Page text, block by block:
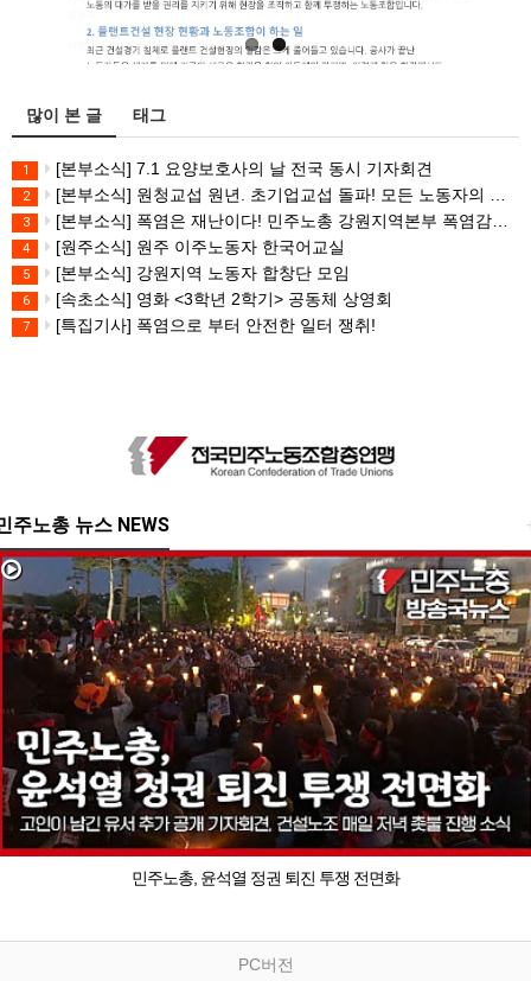
많이 본 글 태그
1 [본부소식] 7.1 요양보호사의 날 전국 동시 기자회견
2 [본부소식] 원청교섭 원년. 초기업교섭 돌파! 모든 노동자의 노동기본권 쟁취! 민주노총 7.15 총파업대회
3 [본부소식] 폭염은 재난이다! 민주노총 강원지역본부 폭염감시단 선포 기자회견
4 [원주소식] 원주 이주노동자 한국어교실
5 [본부소식] 강원지역 노동자 합창단 모임
6 [속초소식] 영화 <3학년 2학기> 공동체 상영회
7 [특집기사] 폭염으로 부터 안전한 일터 쟁취!
주노총 뉴스 NEWS
민주노총, 윤석열 정권 퇴진 투쟁 전면화
PC버전